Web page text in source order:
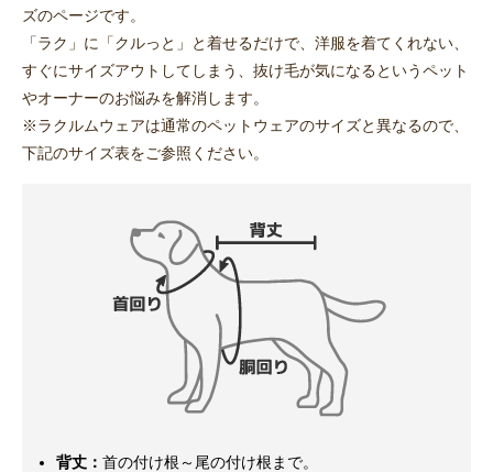
ズのページです。
「ラク」に「クルっと」と着せるだけで、洋服を着てくれない、
すぐにサイズアウトしてしまう、抜け毛が気になるというペット
やオーナーのお悩みを解消します。
※ラクルムウェアは通常のペットウェアのサイズと異なるので、
下記のサイズ表をご参照ください。
背丈： 首の付け根～尾の付け根まで。